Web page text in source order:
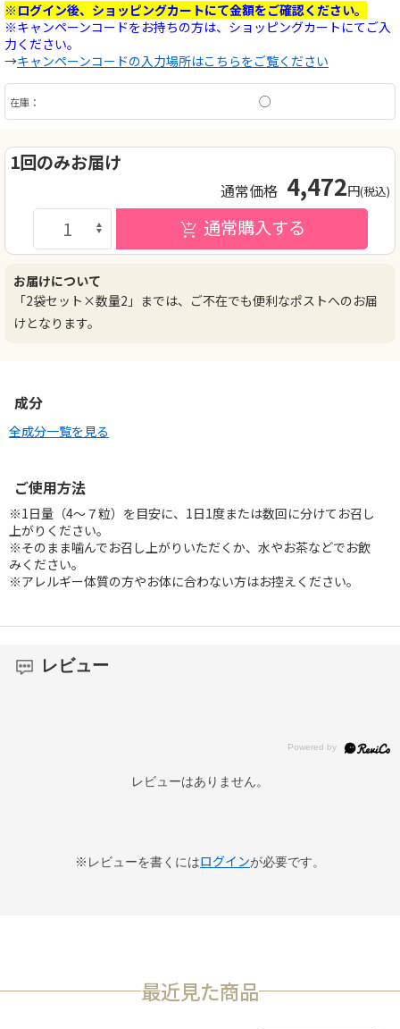
※ログイン後、ショッピングカートにて金額をご確認ください。
※キャンペーンコードをお持ちの方は、ショッピングカートにてご入
力ください。
→キャンペーンコードの入力場所はこちらをご覧ください
在庫： ○
1回のみお届け
通常価格 4,472円(税込)
通常購入する
お届けについて
「2袋セット×数量2」までは、ご不在でも便利なポストへのお届
けとなります。
成分
全成分一覧を見る
ご使用方法
※1日量（4～７粒）を目安に、1日1度または数回に分けてお召し
上がりください。
※そのまま噛んでお召し上がりいただくか、水やお茶などでお飲
みください。
※アレルギー体質の方やお体に合わない方はお控えください。
レビュー
レビューはありません。
※レビューを書くにはログインが必要です。
最近見た商品